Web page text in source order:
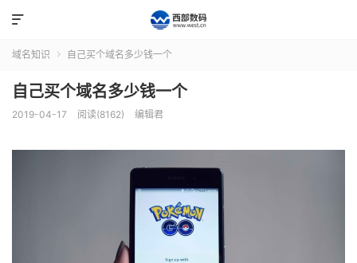

域名知识  自己买个域名多少钱一个
自己买个域名多少钱一个
2019-04-17 阅读(8162) 编辑君